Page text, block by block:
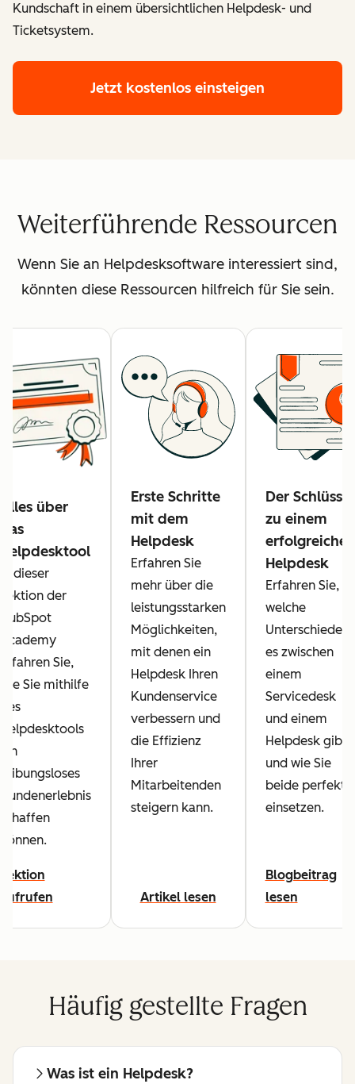
Kundschaft in einem übersichtlichen Helpdesk- und
Ticketsystem.
Jetzt kostenlos einsteigen
Weiterführende Ressourcen
Wenn Sie an Helpdesksoftware interessiert sind,
könnten diese Ressourcen hilfreich für Sie sein.
Alles über
das
Helpdesktool
In dieser
Lektion der
HubSpot
Academy
erfahren Sie,
wie Sie mithilfe
des
Helpdesktools
ein
reibungsloses
Kundenerlebnis
schaffen
können.
Lektion
aufrufen
Erste Schritte
mit dem
Helpdesk
Erfahren Sie
mehr über die
leistungsstarken
Möglichkeiten,
mit denen ein
Helpdesk Ihren
Kundenservice
verbessern und
die Effizienz
Ihrer
Mitarbeitenden
steigern kann.
Artikel lesen
Der Schlüssel
zu einem
erfolgreichen
Helpdesk
Erfahren Sie,
welche
Unterschiede
es zwischen
einem
Servicedesk
und einem
Helpdesk gibt
und wie Sie
beide perfekt
einsetzen.
Blogbeitrag
lesen
Häufig gestellte Fragen
Was ist ein Helpdesk?